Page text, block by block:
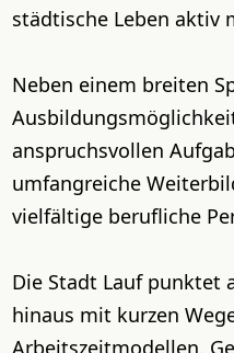
städtische Leben aktiv
Neben einem breiten
anspruchsvollen
umfangreiche
vielfältige berufliche
Die Stadt Lauf punktet
hinaus mit kurzen
Arbeitszeitmodellen,